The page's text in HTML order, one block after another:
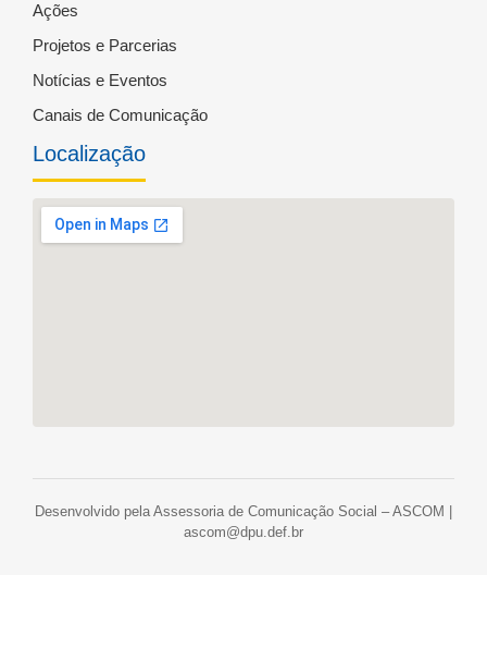
Ações
Projetos e Parcerias
Notícias e Eventos
Canais de Comunicação
Localização
Desenvolvido pela Assessoria de Comunicação Social – ASCOM |
ascom@dpu.def.br